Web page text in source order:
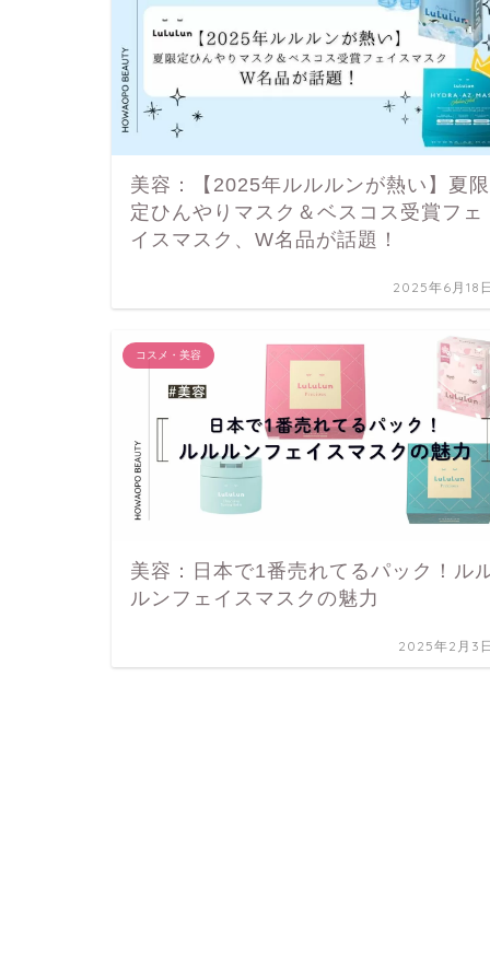
美容：【2025年ルルルンが熱い】夏限
定ひんやりマスク＆ベスコス受賞フェ
イスマスク、W名品が話題！
2025年6月18
コスメ・美容
美容：日本で1番売れてるパック！ル
ルンフェイスマスクの魅力
2025年2月3